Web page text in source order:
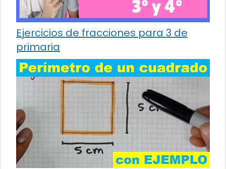
Ejercicios de fracciones para 3 de
primaria